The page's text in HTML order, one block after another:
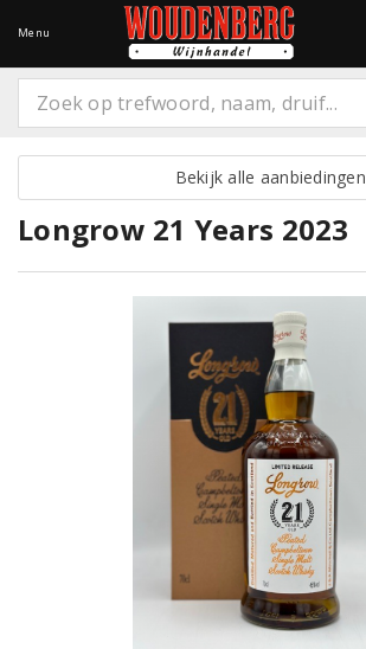
Menu
Bekijk alle aanbiedingen
Longrow 21 Years 2023